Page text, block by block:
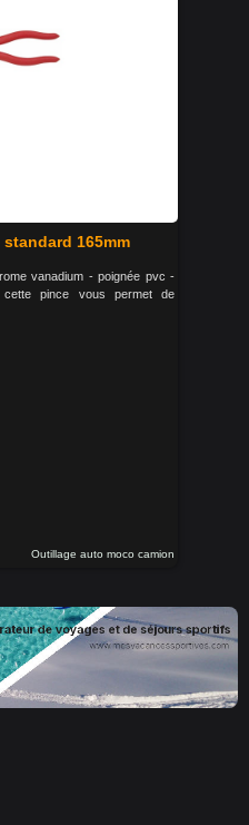
165mm
vanadium - poignée pvc -
pince vous permet de
Outillage auto moco camion